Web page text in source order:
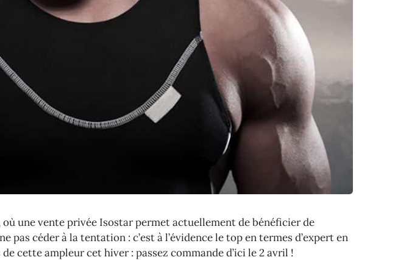
où une vente privée Isostar permet actuellement de bénéficier de
céder à la tentation : c’est à l’évidence le top en termes d’expert en
cette ampleur cet hiver : passez commande d’ici le 2 avril !